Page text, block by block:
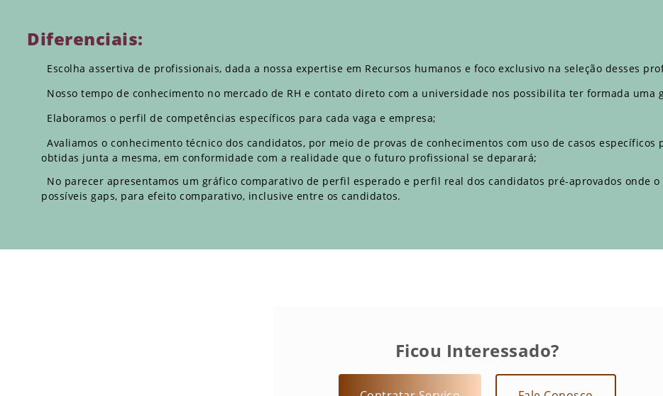
Diferenciais:
Escolha assertiva de profissionais, dada a nossa expertise em Recursos humanos e foco exclusivo na seleção desses
Nosso tempo de conhecimento no mercado de RH e contato direto com a universidade nos possibilita ter formada uma
Elaboramos o perfil de competências específicos para cada vaga e empresa;
Avaliamos o conhecimento técnico dos candidatos, por meio de provas de conhecimentos com uso de casos
obtidas junta a mesma, em conformidade com a realidade que o futuro profissional se deparará;
No parecer apresentamos um gráfico comparativo de perfil esperado e perfil real dos candidatos pré-aprovados onde
possíveis gaps, para efeito comparativo, inclusive entre os candidatos.
Ficou Interessado?